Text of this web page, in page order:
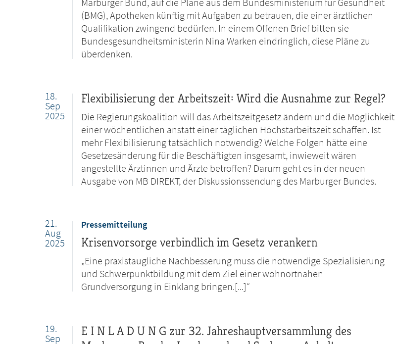
(BMG), Apotheken künftig mit Aufgaben zu betrauen, die einer ärztlichen
Qualifikation zwingend bedürfen. In einem Offenen Brief bitten sie
Bundesgesundheitsministerin Nina Warken eindringlich, diese Pläne zu
überdenken.
18.
Sep
2025
Flexibilisierung der Arbeitszeit: Wird die Ausnahme zur Regel?
Die Regierungskoalition will das Arbeitszeitgesetz ändern und die Möglichkeit
einer wöchentlichen anstatt einer täglichen Höchstarbeitszeit schaffen. Ist
mehr Flexibilisierung tatsächlich notwendig? Welche Folgen hätte eine
Gesetzesänderung für die Beschäftigten insgesamt, inwieweit wären
angestellte Ärztinnen und Ärzte betroffen? Darum geht es in der neuen
Ausgabe von MB DIREKT, der Diskussionssendung des Marburger Bundes.
21.
Aug
2025
Pressemitteilung
Krisenvorsorge verbindlich im Gesetz verankern
„Eine praxistaugliche Nachbesserung muss die notwendige Spezialisierung
und Schwerpunktbildung mit dem Ziel einer wohnortnahen
Grundversorgung in Einklang bringen.[...]“
19.
Sep
E I N L A D U N G zur 32. Jahreshauptversammlung des